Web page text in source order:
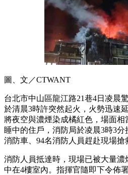
圖、文／CTWANT
台北市中山區龍江路21巷4日凌晨
於清晨3時許突然起火，火勢迅速
將夜空與濃煙染成橘紅色，場面
睡中的住戶，消防局於凌晨3時3
消防車、94名消防人員趕赴現場搶
消防人員抵達時，現場已被大量
中在4樓室內。指揮官隨即下令佈